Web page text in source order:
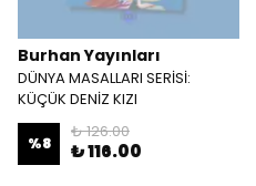
Burhan Yayınları
DÜNYA MASALLARI SERİSİ:
KÜÇÜK DENİZ KIZI
%8
₺ 126.00
₺ 116.00